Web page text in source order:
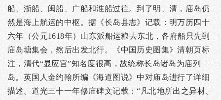
船、浙船、闽船、广船和淮船过往。到了明、清，庙岛仍
然是海上航运的中枢。据《长岛县志》记载：明万历四十
六年（公元1618年）山东派船运粮去东北，各府船只先到
庙岛塘集会，然后出发北行。《中国历史图集》清朝页标
注，清代“显应宫”知名度很高，故统称长岛诸岛为庙列
岛。英国人金约翰所编《海道图说》中对庙岛进行了详细
描述。道光三十一年修庙碑文记载：“凡北地所出之异材、